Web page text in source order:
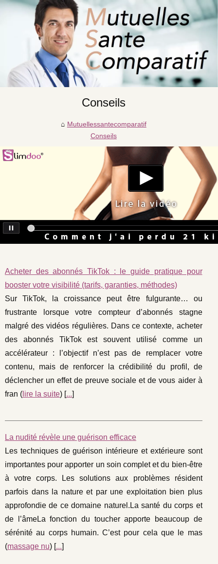
Conseils
Mutuellessantecomparatif
Conseils
Acheter des abonnés TikTok : le guide pratique pour
booster votre visibilité (tarifs, garanties, méthodes)
Sur TikTok, la croissance peut être fulgurante… ou
frustrante lorsque votre compteur d’abonnés stagne
malgré des vidéos régulières. Dans ce contexte, acheter
des abonnés TikTok est souvent utilisé comme un
accélérateur : l’objectif n’est pas de remplacer votre
contenu, mais de renforcer la crédibilité du profil, de
déclencher un effet de preuve sociale et de vous aider à
fran ( lire la suite) [...]
La nudité révèle une guérison efficace
Les techniques de guérison intérieure et extérieure sont
importantes pour apporter un soin complet et du bien-être
à votre corps. Les solutions aux problèmes résident
parfois dans la nature et par une exploitation bien plus
approfondie de ce domaine naturel.La santé du corps et
de l’âmeLa fonction du toucher apporte beaucoup de
sérénité au corps humain. C’est pour cela que le mas
(massage nu) [...]